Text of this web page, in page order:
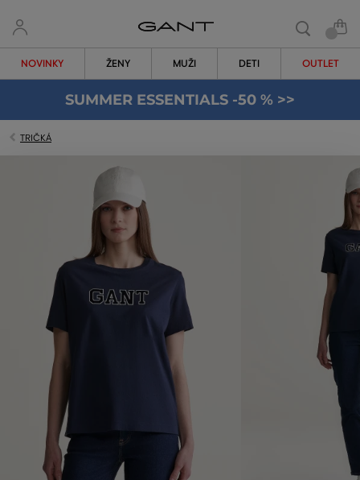
NOVINKY ŽENY MUŽI DETI OUTLET
SUMMER ESSENTIALS -50 % >>
TRIČKÁ